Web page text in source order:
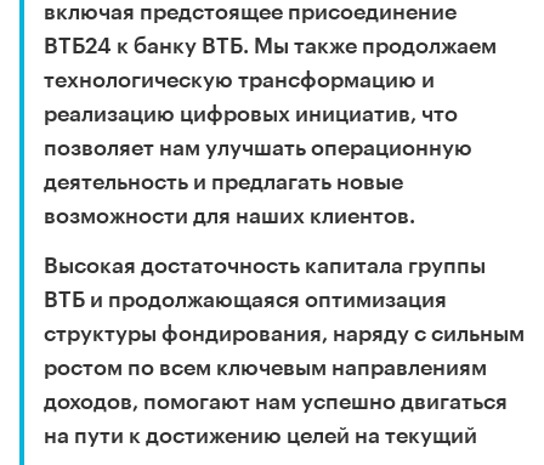
включая предстоящее присоединение
ВТБ24 к банку ВТБ. Мы также продолжаем
технологическую трансформацию и
реализацию цифровых инициатив, что
позволяет нам улучшать операционную
деятельность и предлагать новые
возможности для наших клиентов.
Высокая достаточность капитала группы
ВТБ и продолжающаяся оптимизация
структуры фондирования, наряду с сильным
ростом по всем ключевым направлениям
доходов, помогают нам успешно двигаться
на пути к достижению целей на текущий